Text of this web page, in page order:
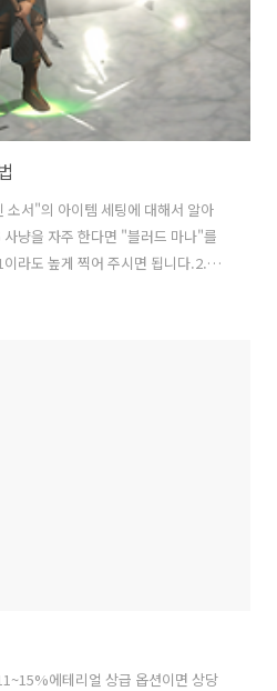
소서"의 아이템 세팅에 대해서 알아
냥을 자주 한다면 "블러드 마나"를
라도 높게 찍어 주시면 됩니다.2.액
에 몰빵 해 주는게 가장 안정적인 플
에테리얼 상급 옵션이면 상당